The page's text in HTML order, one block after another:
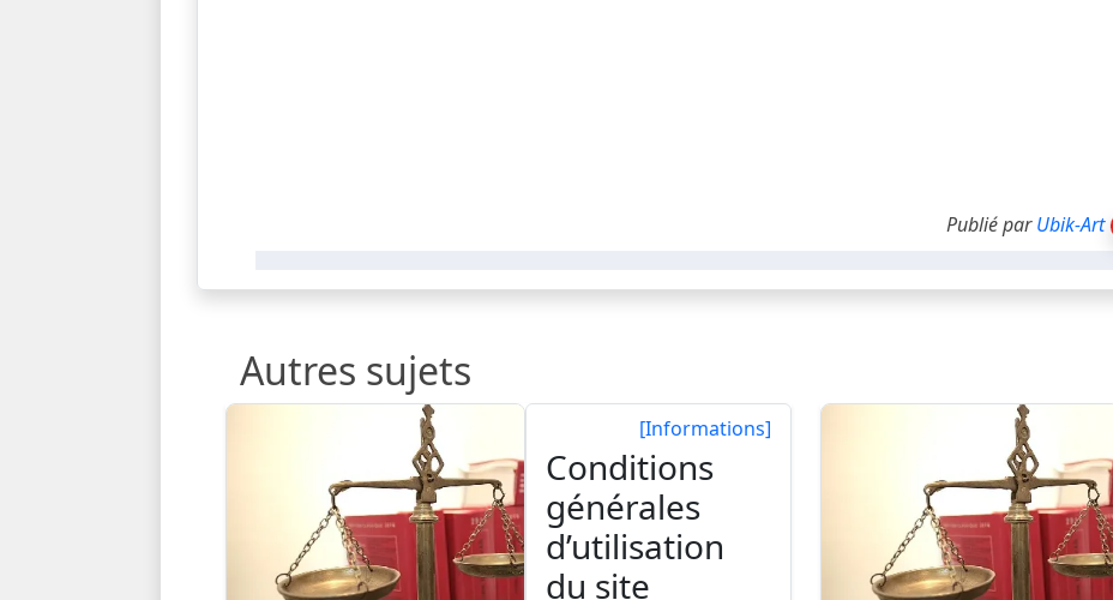
Publié parUbik-Art
Autres sujets
[Informations]
Conditions
générales
d’utilisation
du site